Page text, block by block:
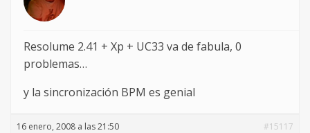
Resolume 2.41 + Xp + UC33 va de fabula, 0
problemas…
y la sincronización BPM es genial
16 enero, 2008 a las 21:50
#15117